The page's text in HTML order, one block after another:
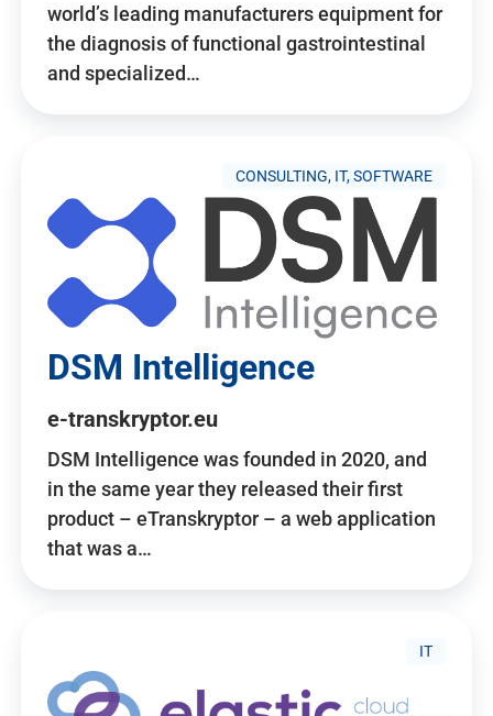
world’s leading manufacturers equipment for
the diagnosis of functional gastrointestinal
and specialized…
CONSULTING, IT, SOFTWARE
DSM Intelligence
e-transkryptor.eu
DSM Intelligence was founded in 2020, and
in the same year they released their first
product – eTranskryptor – a web application
that was a…
IT